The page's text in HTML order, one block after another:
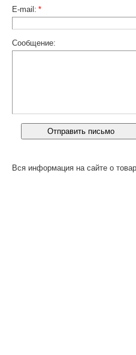
E-mail: *
Сообщение:
Вся информация на сайте о